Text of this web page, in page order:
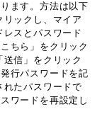
ます。方法は以下
ックし、マイア
スとパスワード
ちら」をクリック
信」をクリック
行パスワードを記
たパスワードで
ワードを再設定し